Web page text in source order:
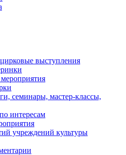
выступления
семинары, мастер-классы,
интересам
учреждений культуры